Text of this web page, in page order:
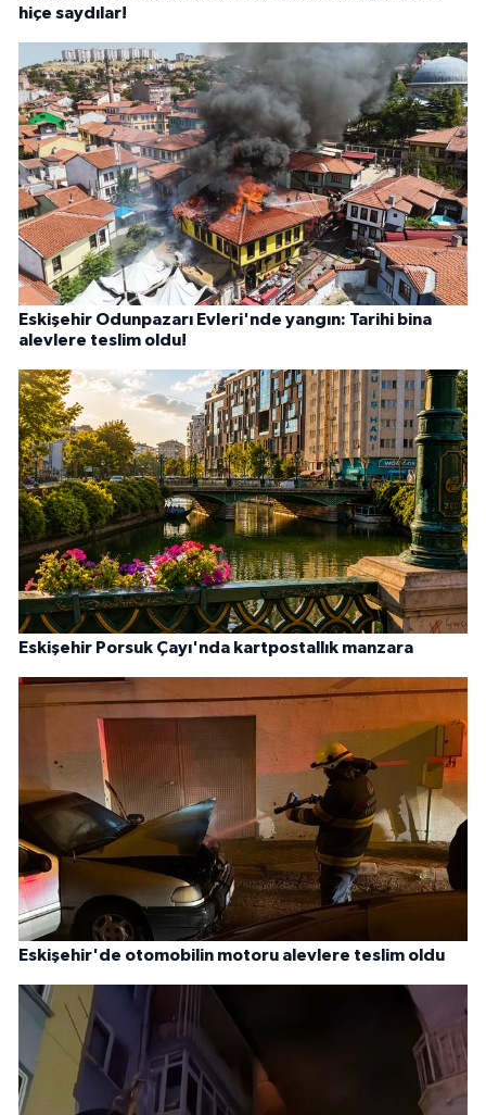
hiçe saydılar!
Eskişehir Odunpazarı Evleri'nde yangın: Tarihi bina
alevlere teslim oldu!
Eskişehir Porsuk Çayı'nda kartpostallık manzara
Eskişehir'de otomobilin motoru alevlere teslim oldu